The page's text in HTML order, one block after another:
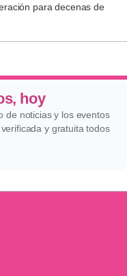
para decenas de
hoy
de noticias y los eventos
y gratuita todos